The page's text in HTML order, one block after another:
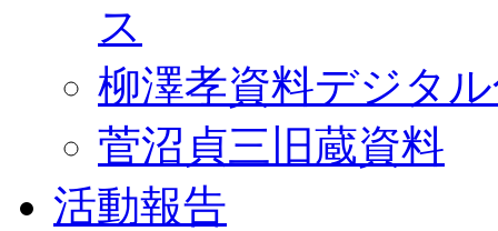
ス
柳澤孝資料デジタ
菅沼貞三旧蔵資料
活動報告